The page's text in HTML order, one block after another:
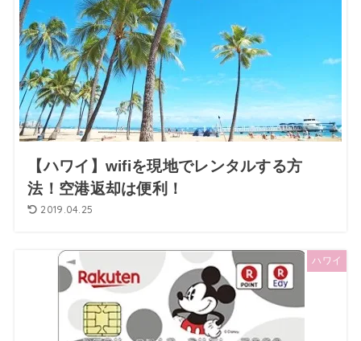
【ハワイ】wifiを現地でレンタルする方
法！空港返却は便利！
2019.04.25
ハワイ